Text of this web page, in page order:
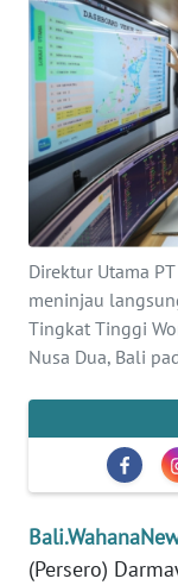
Direktur Utama
meninjau
Tingkat Tinggi
Nusa Dua, Bali
(Persero)
INDEKS
BERITA
KONTAK
KAMI
INFO
IKLAN
TENTANG
KAMI
SIBER
REDAKSI
KARIR